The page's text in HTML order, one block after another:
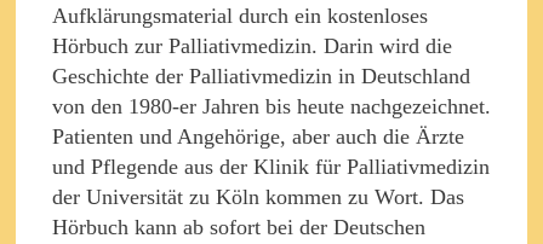
Aufklärungsmaterial durch ein kostenloses
Hörbuch zur Palliativmedizin. Darin wird die
Geschichte der Palliativmedizin in Deutschland
von den 1980-er Jahren bis heute nachgezeichnet.
Patienten und Angehörige, aber auch die Ärzte
und Pflegende aus der Klinik für Palliativmedizin
der Universität zu Köln kommen zu Wort. Das
Hörbuch kann ab sofort bei der Deutschen